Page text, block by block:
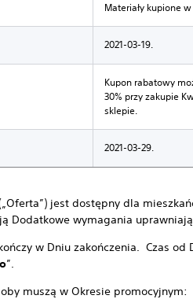
Materiały kupione
2021-03-19.
Kupon rabatowy
30% przy zakupie
sklepie.
2021-03-29.
jest dostępny dla
Dodatkowe wymagania
w Dniu zakończenia. Czas od
”.
muszą w Okresie promocyjnym: